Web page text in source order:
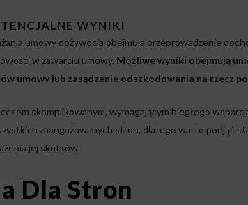
WYNIKI
umowy dożywocia obejmują przeprowadzenie
w zawarciu umowy. Możliwe wyniki obejmują
umowy lub zasądzenie odszkodowania na rzecz
skomplikowanym, wymagającym biegłego
zaangażowanych stron, dlatego warto podjąć
jej skutków.
Dla Stron